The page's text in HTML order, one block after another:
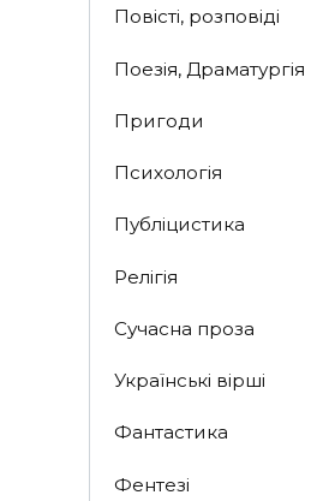
Повісті, розповіді
Поезія, Драматургія
Пригоди
Психологія
Публіцистика
Релігія
Сучасна проза
Українські вірші
Фантастика
Фентезі